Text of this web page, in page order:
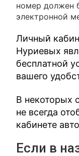
номер должен
электронной
Личный
Нуриевых
бесплатной
вашего
В некоторых
не всегда
кабинете
Если в